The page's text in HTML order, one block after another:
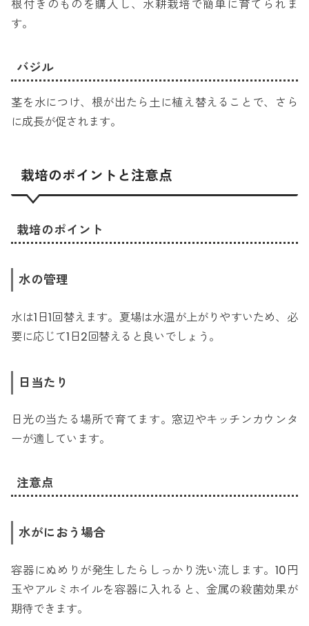
根付きのものを購入し、水耕栽培で簡単に育てられま
す。
バジル
茎を水につけ、根が出たら土に植え替えることで、さら
に成長が促されます。
栽培のポイントと注意点
栽培のポイント
水の管理
水は1日1回替えます。夏場は水温が上がりやすいため、必
要に応じて1日2回替えると良いでしょう。
日当たり
日光の当たる場所で育てます。窓辺やキッチンカウンタ
ーが適しています。
注意点
水がにおう場合
容器にぬめりが発生したらしっかり洗い流します。10円
玉やアルミホイルを容器に入れると、金属の殺菌効果が
期待できます。